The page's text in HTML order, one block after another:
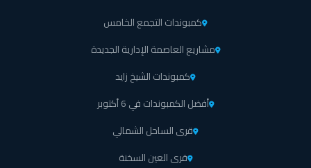
كمبوندات التجمع الخامس
مشاريع العاصمة الإدارية الجديدة
كمبوندات الشيخ زايد
أفضل الكمبوندات في 6 أكتوبر
قرى الساحل الشمالي
قرى العين السخنة